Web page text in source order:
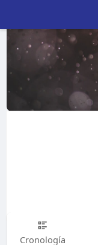
Cronología